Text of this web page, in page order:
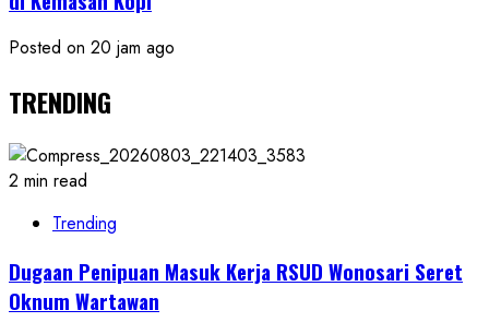
Posted on 20 jam ago
TRENDING
2 min read
Trending
Dugaan Penipuan Masuk Kerja RSUD Wonosari Seret
Oknum Wartawan